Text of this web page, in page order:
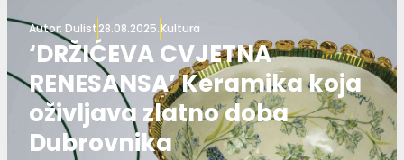
Autor: Dulist28.08.2025.Kultura
‘DRŽIĆEVA CVJETNA
RENESANSA’ Keramika koja
oživljava zlatno doba
Dubrovnika